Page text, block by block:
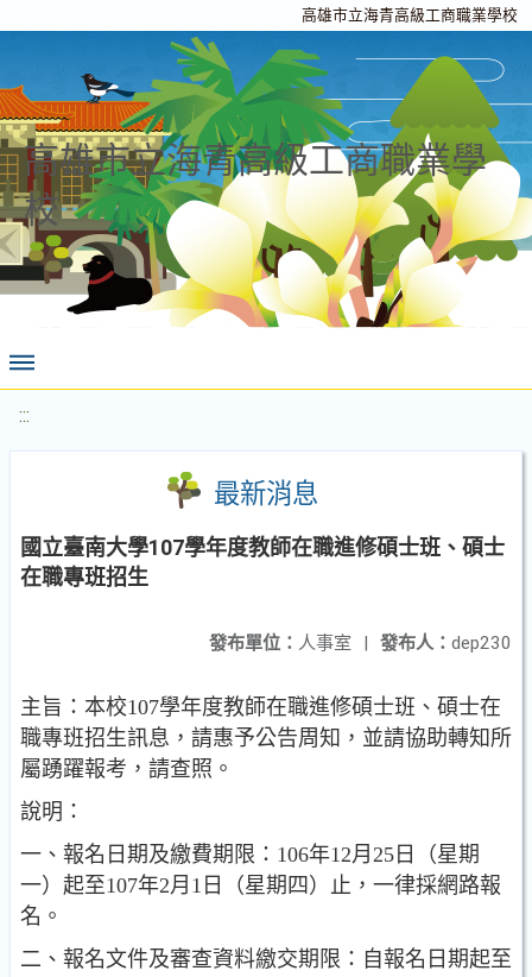
高雄市立海青高級工商職業學校
高雄市立海青高級工商職業學
校
:::
最新消息
國立臺南大學107學年度教師在職進修碩士班、碩士
在職專班招生
發布人： dep230
發布單位： 人事室 |
主旨：本校107學年度教師在職進修碩士班、碩士在
職專班招生訊息，請惠予公告周知，並請協助轉知所
屬踴躍報考，請查照。
說明：
一、報名日期及繳費期限：106年12月25日（星期
一）起至107年2月1日（星期四）止，一律採網路報
名。
二、報名文件及審查資料繳交期限：自報名日期起至